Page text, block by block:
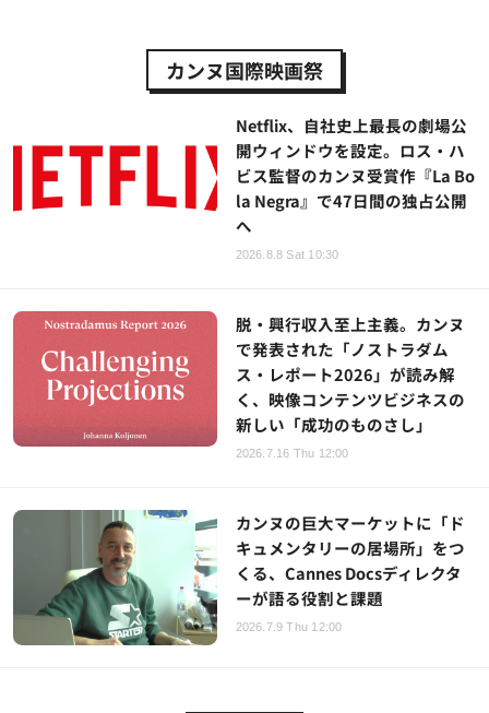
カンヌ国際映画祭
Netflix、自社史上最長の劇場公
開ウィンドウを設定。ロス・ハ
ビス監督のカンヌ受賞作『La Bo
la Negra』で47日間の独占公開
へ
2026.8.8 Sat 10:30
脱・興行収入至上主義。カンヌ
で発表された「ノストラダム
ス・レポート2026」が読み解
く、映像コンテンツビジネスの
新しい「成功のものさし」
2026.7.16 Thu 12:00
カンヌの巨大マーケットに「ド
キュメンタリーの居場所」をつ
くる、Cannes Docsディレクタ
ーが語る役割と課題
2026.7.9 Thu 12:00